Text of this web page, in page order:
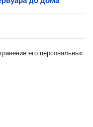
его персональных